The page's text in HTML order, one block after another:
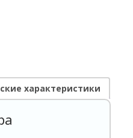
характеристики